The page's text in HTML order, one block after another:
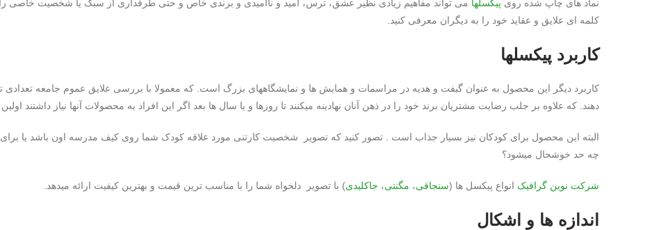
نماد های چاپ شده روی پیکسلها می تواند مفاهیم زیادی نظیر عشق، ترس، امید و ناامیدی و برندی خاص و حتی طرفداری از سبک یا شخصیت خاصی
کلمه ای علایق و عقاید خود را به دیگران معرفی کنید.
کاربرد پیکسلها
کاربرد دیگر این محصول به عنوان گیفت و هدیه در مراسمات و همایش ها و نمایشگاههای بزرگ است. که معمولا با بررسی علایق عموم جامعه تعدادی
دهند. که علاوه بر جلب رضایت مشتریان برند خود را در ذهن آنان نهادینه میکنند تا روزها و یا سال ها بعد اگر این افراد به محصولات آنها نیاز داشتند
البته این محصول برای کودکان نیز بسیار جذاب است . تصور کنید که تصویر شخصیت کارتنی مورد علاقه کودک شما روی کیف مدرسه اون باشد یا برای
چه حد خوشحال میشود؟
شرکت نوین گرافیک انواع پیکسل ها (سنجاقی، مگنتی، جاکلیدی) با تصویر دلخواه شما را با مناسب ترین قیمت و بهترین کیفیت ارائه میدهد.
اندازه ها و اشکال